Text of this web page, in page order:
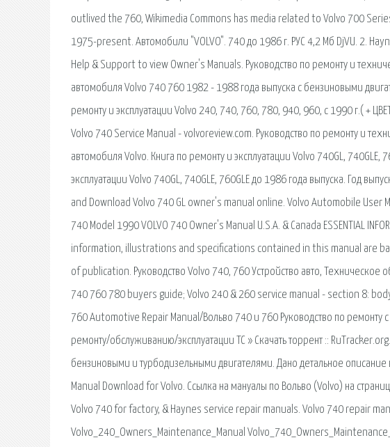
outlived the 760, Wikimedia Commons has media related to Volvo 700
1975-present. Автомобили "VOLVO". 740 до 1986 г. РУС 4,2 Мб DjVU. 2.
Help & Support to view Owner's Manuals. Руководство по ремонту и
автомобиля Volvo 740 760 1982 - 1988 года выпуска с бензиновыми
ремонту и эксплуатации Volvo 240, 740, 760, 780, 940, 960, c 1990 г.( +
Volvo 740 Service Manual - volvoreview.com. Руководство по ремонту и
автомобиля Volvo. Книга по ремонту и эксплуатации Volvo 740GL, 740GLE,
эксплуатации Volvo 740GL, 740GLE, 760GLE до 1986 года выпуска. Год
and Download Volvo 740 GL owner's manual online. Volvo Automobile
740 Model 1990 VOLVO 740 Owner's Manual U.S.A. & Canada ESSENTIAL
information, illustrations and specifications contained in this manual are
of publication. Руководство Volvo 740, 760 Устройство авто,
740 760 780 buyers guide; Volvo 240 & 260 service manual - section 8:
760 Automotive Repair Manual/Вольво 740 и 760 Руководство по ремонту с
ремонту/обслуживанию/эксплуатации ТС » Скачать торрент ::
бензиновыми и турбодизельными двигателями. Дано детальное описание
Manual Download for Volvo. Ссылка на мануалы по Вольво (Volvo) на
Volvo 740 for factory, & Haynes service repair manuals. Volvo 740 repair
Volvo_240_Owners_Maintenance_Manual